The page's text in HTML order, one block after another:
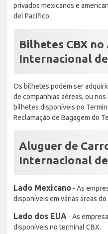
privados mexicanos e
del Pacífico.
Bilhetes CBX
Internacional
Os bilhetes podem ser
de companhias aéreas, ou
bilhetes disponíveis no
Reclamação de Bagagem do
Aluguer de
Internacional
Lado Mexicano - As
disponíveis em várias áreas
Lado dos EUA - As
disponíveis no terminal CBX.